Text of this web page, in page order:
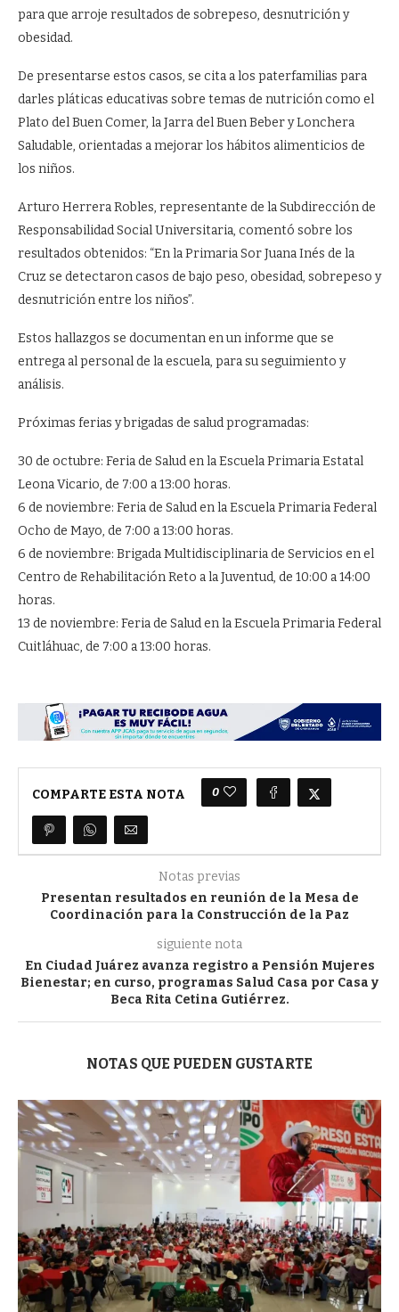
para que arroje resultados de sobrepeso, desnutrición y
obesidad.
De presentarse estos casos, se cita a los paterfamilias para
darles pláticas educativas sobre temas de nutrición como el
Plato del Buen Comer, la Jarra del Buen Beber y Lonchera
Saludable, orientadas a mejorar los hábitos alimenticios de
los niños.
Arturo Herrera Robles, representante de la Subdirección de
Responsabilidad Social Universitaria, comentó sobre los
resultados obtenidos: “En la Primaria Sor Juana Inés de la
Cruz se detectaron casos de bajo peso, obesidad, sobrepeso y
desnutrición entre los niños”.
Estos hallazgos se documentan en un informe que se
entrega al personal de la escuela, para su seguimiento y
análisis.
Próximas ferias y brigadas de salud programadas:
30 de octubre: Feria de Salud en la Escuela Primaria Estatal
Leona Vicario, de 7:00 a 13:00 horas.
6 de noviembre: Feria de Salud en la Escuela Primaria Federal
Ocho de Mayo, de 7:00 a 13:00 horas.
6 de noviembre: Brigada Multidisciplinaria de Servicios en el
Centro de Rehabilitación Reto a la Juventud, de 10:00 a 14:00
horas.
13 de noviembre: Feria de Salud en la Escuela Primaria Federal
Cuitláhuac, de 7:00 a 13:00 horas.
COMPARTE ESTA NOTA 0
Notas previas
Presentan resultados en reunión de la Mesa de
Coordinación para la Construcción de la Paz
siguiente nota
En Ciudad Juárez avanza registro a Pensión Mujeres
Bienestar; en curso, programas Salud Casa por Casa y
Beca Rita Cetina Gutiérrez.
NOTAS QUE PUEDEN GUSTARTE